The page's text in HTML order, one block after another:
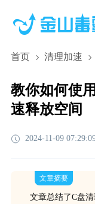
首页 清理加速
教你如何使
速释放空间
2024-11-09
文章摘要
文章总结了C盘